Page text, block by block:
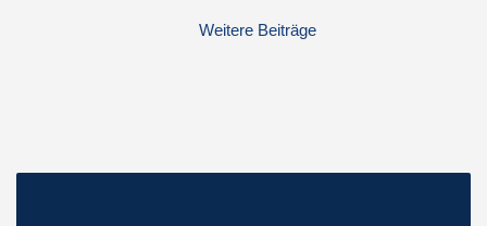
Weitere Beiträge